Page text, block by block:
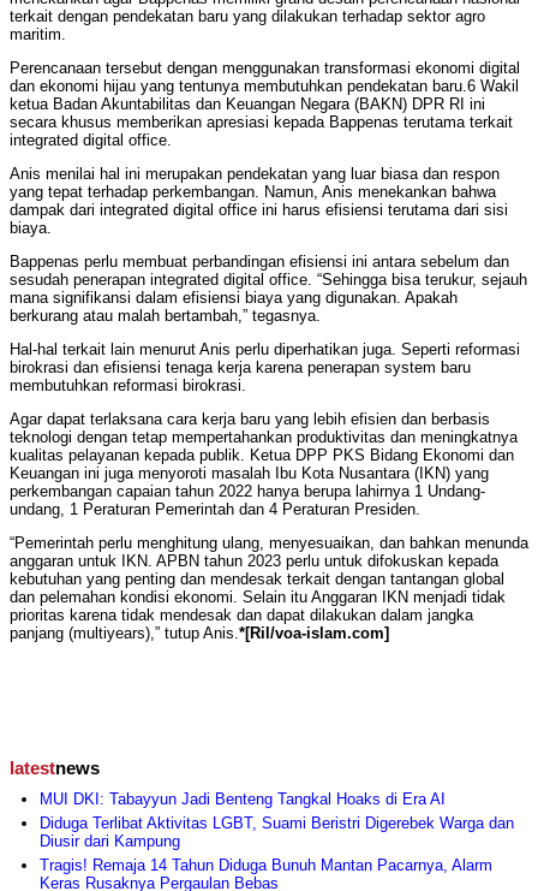
terkait dengan pendekatan baru yang dilakukan terhadap sektor agro
maritim.
Perencanaan tersebut dengan menggunakan transformasi ekonomi digital
dan ekonomi hijau yang tentunya membutuhkan pendekatan baru.6 Wakil
ketua Badan Akuntabilitas dan Keuangan Negara (BAKN) DPR RI ini
secara khusus memberikan apresiasi kepada Bappenas terutama terkait
integrated digital office.
Anis menilai hal ini merupakan pendekatan yang luar biasa dan respon
yang tepat terhadap perkembangan. Namun, Anis menekankan bahwa
dampak dari integrated digital office ini harus efisiensi terutama dari sisi
biaya.
Bappenas perlu membuat perbandingan efisiensi ini antara sebelum dan
sesudah penerapan integrated digital office. “Sehingga bisa terukur, sejauh
mana signifikansi dalam efisiensi biaya yang digunakan. Apakah
berkurang atau malah bertambah,” tegasnya.
Hal-hal terkait lain menurut Anis perlu diperhatikan juga. Seperti reformasi
birokrasi dan efisiensi tenaga kerja karena penerapan system baru
membutuhkan reformasi birokrasi.
Agar dapat terlaksana cara kerja baru yang lebih efisien dan berbasis
teknologi dengan tetap mempertahankan produktivitas dan meningkatnya
kualitas pelayanan kepada publik. Ketua DPP PKS Bidang Ekonomi dan
Keuangan ini juga menyoroti masalah Ibu Kota Nusantara (IKN) yang
perkembangan capaian tahun 2022 hanya berupa lahirnya 1 Undang-
undang, 1 Peraturan Pemerintah dan 4 Peraturan Presiden.
“Pemerintah perlu menghitung ulang, menyesuaikan, dan bahkan menunda
anggaran untuk IKN. APBN tahun 2023 perlu untuk difokuskan kepada
kebutuhan yang penting dan mendesak terkait dengan tantangan global
dan pelemahan kondisi ekonomi. Selain itu Anggaran IKN menjadi tidak
prioritas karena tidak mendesak dan dapat dilakukan dalam jangka
panjang (multiyears),” tutup Anis.*[Ril/voa-islam.com]
latestnews
MUI DKI: Tabayyun Jadi Benteng Tangkal Hoaks di Era AI
Diduga Terlibat Aktivitas LGBT, Suami Beristri Digerebek Warga dan
Diusir dari Kampung
Tragis! Remaja 14 Tahun Diduga Bunuh Mantan Pacarnya, Alarm
Keras Rusaknya Pergaulan Bebas